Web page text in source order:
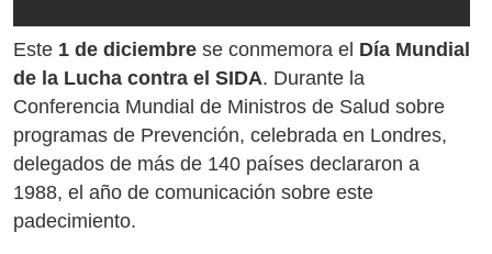
Este 1 de diciembre se conmemora el Día Mundial
de la Lucha contra el SIDA. Durante la
Conferencia Mundial de Ministros de Salud sobre
programas de Prevención, celebrada en Londres,
delegados de más de 140 países declararon a
1988, el año de comunicación sobre este
padecimiento.